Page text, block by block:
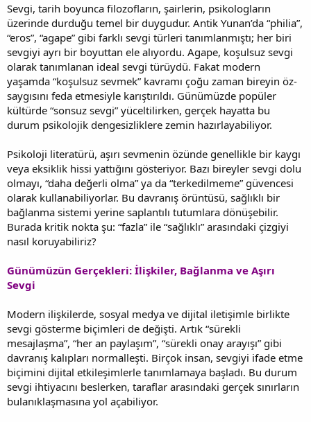
Sevgi, tarih boyunca filozofların, şairlerin, psikologların
üzerinde durduğu temel bir duygudur. Antik Yunan’da “philia”,
“eros”, “agape” gibi farklı sevgi türleri tanımlanmıştı; her biri
sevgiyi ayrı bir boyuttan ele alıyordu. Agape, koşulsuz sevgi
olarak tanımlanan ideal sevgi türüydü. Fakat modern
yaşamda “koşulsuz sevmek” kavramı çoğu zaman bireyin öz-
saygısını feda etmesiyle karıştırıldı. Günümüzde popüler
kültürde “sonsuz sevgi” yüceltilirken, gerçek hayatta bu
durum psikolojik dengesizliklere zemin hazırlayabiliyor.
Psikoloji literatürü, aşırı sevmenin özünde genellikle bir kaygı
veya eksiklik hissi yattığını gösteriyor. Bazı bireyler sevgi dolu
olmayı, “daha değerli olma” ya da “terkedilmeme” güvencesi
olarak kullanabiliyorlar. Bu davranış örüntüsü, sağlıklı bir
bağlanma sistemi yerine saplantılı tutumlara dönüşebilir.
Burada kritik nokta şu: “fazla” ile “sağlıklı” arasındaki çizgiyi
nasıl koruyabiliriz?
Günümüzün Gerçekleri: İlişkiler, Bağlanma ve Aşırı
Sevgi
Modern ilişkilerde, sosyal medya ve dijital iletişimle birlikte
sevgi gösterme biçimleri de değişti. Artık “sürekli
mesajlaşma”, “her an paylaşım”, “sürekli onay arayışı” gibi
davranış kalıpları normalleşti. Birçok insan, sevgiyi ifade etme
biçimini dijital etkileşimlerle tanımlamaya başladı. Bu durum
sevgi ihtiyacını beslerken, taraflar arasındaki gerçek sınırların
bulanıklaşmasına yol açabiliyor.